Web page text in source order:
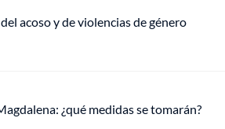
acoso y de violencias de género
¿qué medidas se tomarán?